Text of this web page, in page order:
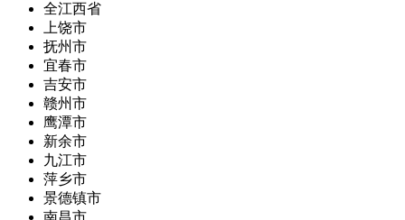
全江西省
上饶市
抚州市
宜春市
吉安市
赣州市
鹰潭市
新余市
九江市
萍乡市
景德镇市
南昌市